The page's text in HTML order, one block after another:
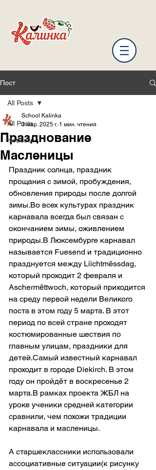
Пост
All Posts
Новости
All Posts
Празднование
Масленицы
School Kalinka
3 мар. 2025 г. 1 мин. чтения
Праздник солнца, праздник
прощания с зимой, пробуждения,
обновления природы после долгой
зимы.Во всех культурах праздник
карнавала всегда был связан с
окончанием зимы, оживлением
природы.В Люксембурге карнавал
называется Fuesend и традиционно
празднуется между Liichtmёssdag,
который проходит 2 февраля и
Aschermёttwoch, который приходится
на среду первой недели Великого
поста в этом году 5 марта. В этот
период по всей стране проходят
костюмированные шествия по
главным улицам, праздники для
детей.Самый известный карнавал
проходит в городе Diekirch. В этом
году он пройдёт в воскресенье 2
марта.В рамках проекта ЖБЛ на
уроке ученики средней категории
сравнили, чем похожи традиции
карнавала и масленицы. ​
А старшеклассники использовали
ассоциативные ситуации(к рисунку